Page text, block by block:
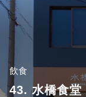
飲食
43. 水橋食